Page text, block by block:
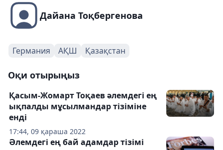
Дайана Тоқбергенова
Германия АҚШ Қазақстан
Оқи отырыңыз
17:44, 09 қараша 2022
Қасым-Жомарт Тоқаев әлемдегі ең
ықпалды мұсылмандар тізіміне
енді
Әлемдегі ең бай адамдар тізімі